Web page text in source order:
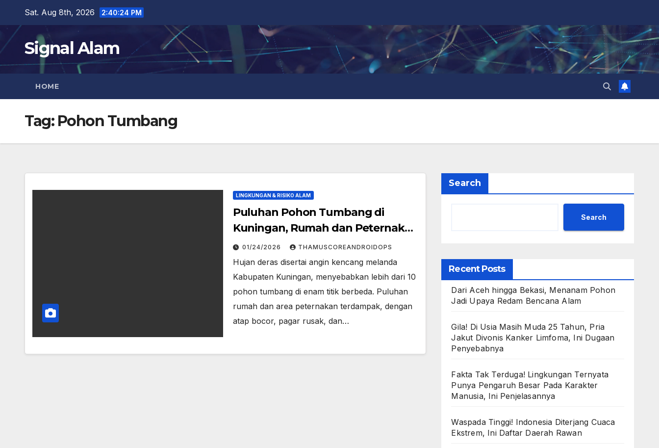
content
Sat. Aug 8th, 2026 2:40:24 PM
Signal Alam
HOME
Tag: Pohon Tumbang
LINGKUNGAN & RISIKO ALAM
Puluhan Pohon Tumbang di
Kuningan, Rumah dan Peternakan
Rusak
01/24/2026 THAMUSCOREANDROIDOPS
Hujan deras disertai angin kencang melanda
Kabupaten Kuningan, menyebabkan lebih dari 10
pohon tumbang di enam titik berbeda. Puluhan
rumah dan area peternakan terdampak, dengan
atap bocor, pagar rusak, dan…
Search
Search
Recent Posts
Dari Aceh hingga Bekasi, Menanam Pohon
Jadi Upaya Redam Bencana Alam
Gila! Di Usia Masih Muda 25 Tahun, Pria
Jakut Divonis Kanker Limfoma, Ini Dugaan
Penyebabnya
Fakta Tak Terduga! Lingkungan Ternyata
Punya Pengaruh Besar Pada Karakter
Manusia, Ini Penjelasannya
Waspada Tinggi! Indonesia Diterjang Cuaca
Ekstrem, Ini Daftar Daerah Rawan